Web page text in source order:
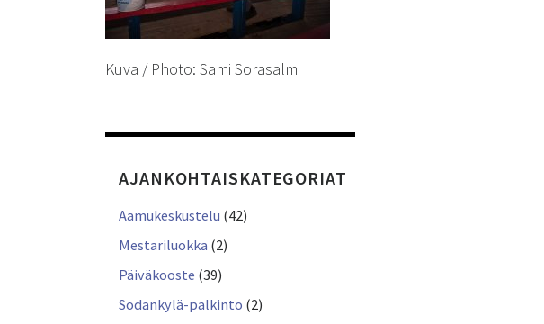
Kuva / Photo: Sami Sorasalmi
AJANKOHTAISKATEGORIAT
Aamukeskustelu (42)
Mestariluokka (2)
Päiväkooste (39)
Sodankylä-palkinto (2)